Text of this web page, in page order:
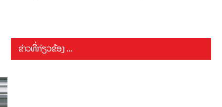
ຂ່າວທີ່ກ່ຽວຂ້ອງ ...